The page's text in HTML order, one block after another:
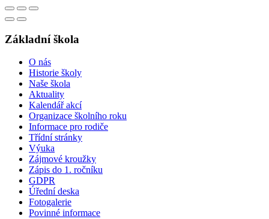
Základní škola
O nás
Historie školy
Naše škola
Aktuality
Kalendář akcí
Organizace školního roku
Informace pro rodiče
Třídní stránky
Výuka
Zájmové kroužky
Zápis do 1. ročníku
GDPR
Úřední deska
Fotogalerie
Povinné informace